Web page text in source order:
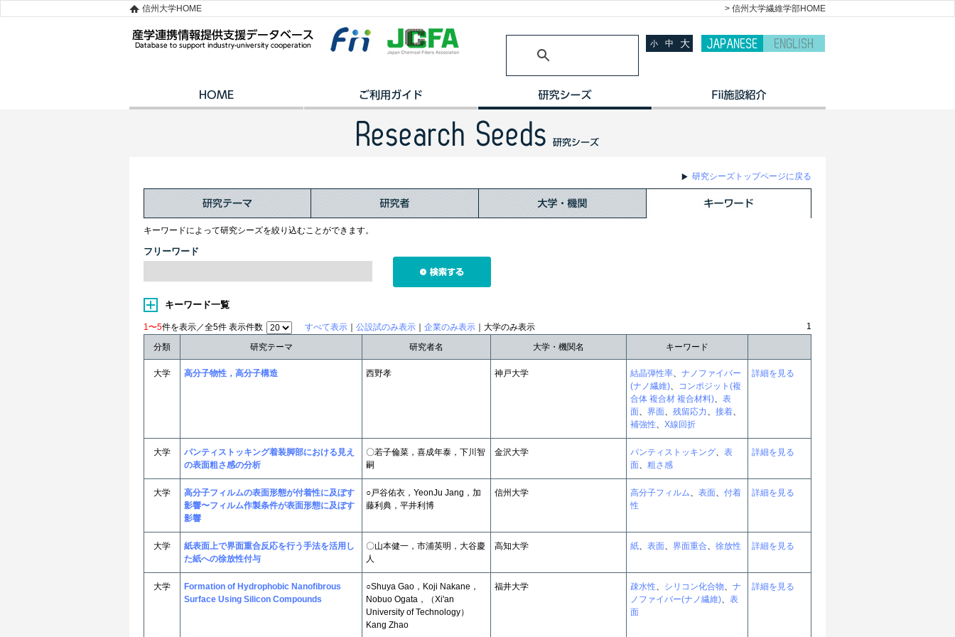
> 信州大学繊維学部HOME
信州大学HOME
小 中 大
研究シーズトップページに戻る
キーワードによって研究シーズを絞り込むことができます。
フリーワード
キーワード一覧
1〜5件を表示／全5件 表示件数 すべて表示 公設試のみ表示 企業のみ表示 ｜大学のみ表示 1
分類 研究テーマ 研究者名 大学・機関名 キーワード
大学 高分子物性，高分子構造 西野孝 神戸大学 結晶弾性率、 ナノファイバー
(ナノ繊維)、 コンポジット(複
合体 複合材 複合材料)、 表
面、 界面、 残留応力、 接着、
補強性、 X線回折
詳細を見る
大学
パンティストッキング着装脚部における見え
の表面粗さ感の分析
〇若子倫菜，喜成年泰，下川智
嗣
金沢大学 パンティストッキング、 表
面、 粗さ感
詳細を見る
大学
高分子フィルムの表面形態が付着性に及ぼす
影響〜フィルム作製条件が表面形態に及ぼす
影響
○戸谷佑衣，YeonJu Jang，加
藤利典，平井利博
信州大学 高分子フィルム、 表面、 付着
性
詳細を見る
大学
紙表面上で界面重合反応を行う手法を活用し
た紙への徐放性付与
〇山本健一，市浦英明，大谷慶
人
高知大学 紙、 表面、 界面重合、 徐放性 詳細を見る
大学
Formation of Hydrophobic Nanofibrous
Surface Using Silicon Compounds
○Shuya Gao，Koji Nakane，
Nobuo Ogata，（Xi'an
University of Technology）
Kang Zhao
福井大学 疎水性、 シリコン化合物、 ナ
ノファイバー(ナノ繊維)、 表
面
詳細を見る